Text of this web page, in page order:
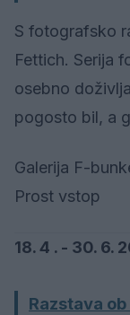
S fotografsko
Fettich. Serija
osebno
pogosto bil, a
Galerija F-
Prost vstop
18. 4 . - 30. 6.
Razstava